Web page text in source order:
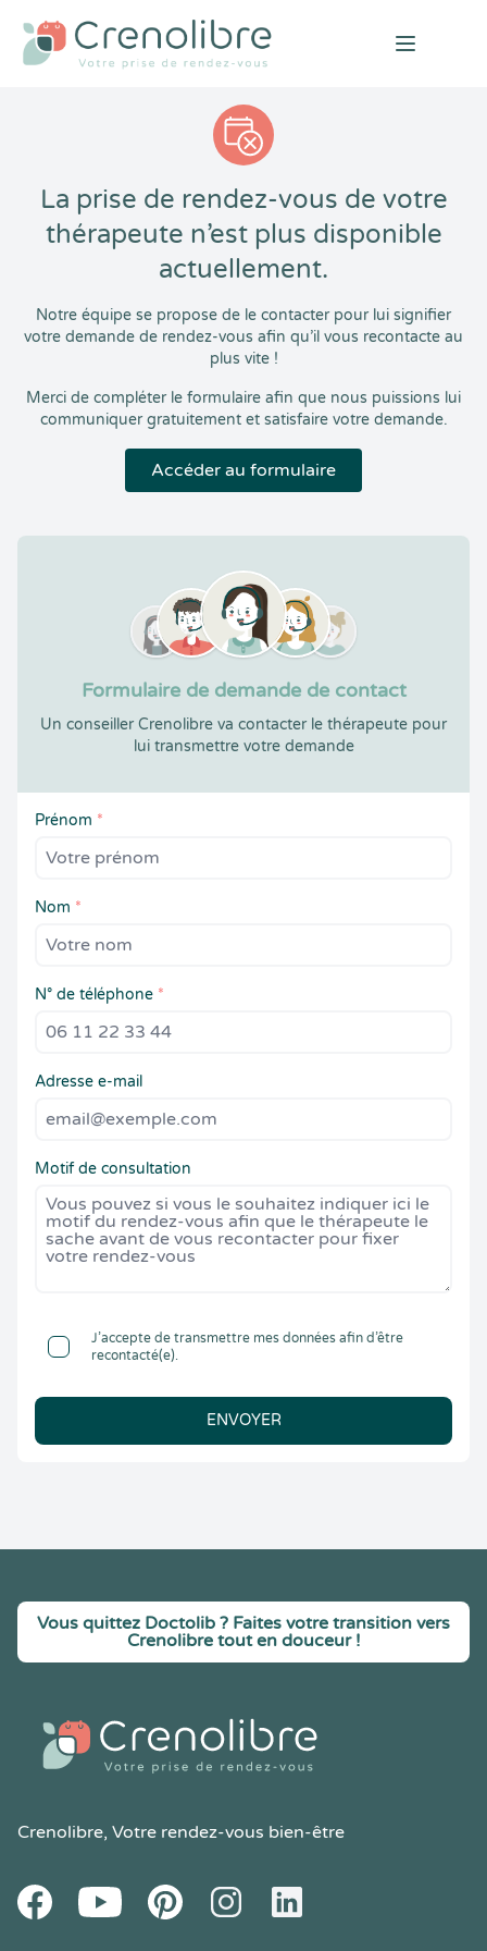
Open
La prise de rendez-vous de votre
thérapeute n’est plus disponible
actuellement.
Notre équipe se propose de le contacter pour lui signifier
votre demande de rendez-vous afin qu’il vous recontacte au
plus vite !
Merci de compléter le formulaire afin que nous puissions lui
communiquer gratuitement et satisfaire votre demande.
Accéder au formulaire
Formulaire de demande de contact
Un conseiller Crenolibre va contacter le thérapeute pour
lui transmettre votre demande
Prénom *
Nom *
N° de téléphone *
Adresse e-mail
Motif de consultation
J’accepte de transmettre mes données afin d’être
recontacté(e).
ENVOYER
Vous quittez Doctolib ? Faites votre transition vers
Crenolibre tout en douceur !
Crenolibre, Votre rendez-vous bien-être
FacebookYoutube PinteresetInstagramLinkedIn